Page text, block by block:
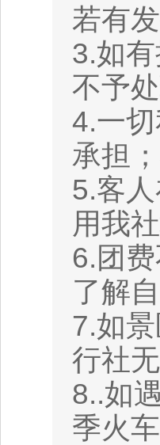
若有
3.如
不予
4.一
承担
5.客
用我
6.团
了解
7.如
行社无
8..如
季火